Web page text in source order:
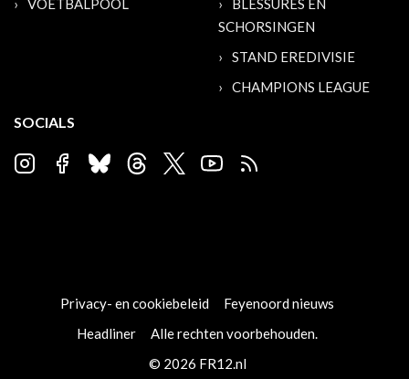
VOETBALPOOL
BLESSURES EN
SCHORSINGEN
STAND EREDIVISIE
CHAMPIONS LEAGUE
SOCIALS
Privacy- en cookiebeleid
Feyenoord nieuws
Headliner
Alle rechten voorbehouden.
© 2026 FR12.nl